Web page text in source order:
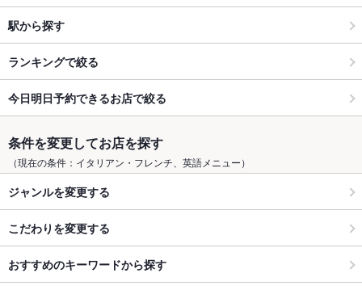
駅から探す
ランキングで絞る
今日明日予約できるお店で絞る
条件を変更してお店を探す
（現在の条件：イタリアン・フレンチ、英語メニュー）
ジャンルを変更する
こだわりを変更する
おすすめのキーワードから探す